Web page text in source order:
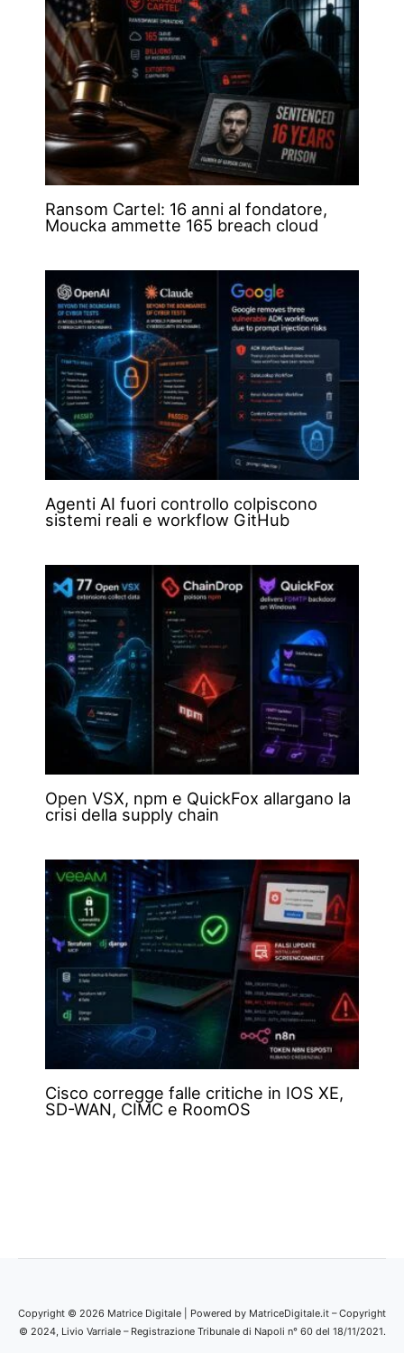
Ransom Cartel: 16 anni al fondatore,
Moucka ammette 165 breach cloud
Agenti AI fuori controllo colpiscono
sistemi reali e workflow GitHub
Open VSX, npm e QuickFox allargano la
crisi della supply chain
Cisco corregge falle critiche in IOS XE,
SD-WAN, CIMC e RoomOS
Copyright © 2026 Matrice Digitale | Powered by MatriceDigitale.it – Copyright
© 2024, Livio Varriale – Registrazione Tribunale di Napoli n° 60 del 18/11/2021.